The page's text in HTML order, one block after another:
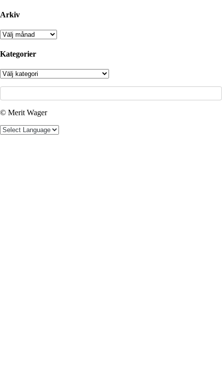
Arkiv
Arkiv
Kategorier
Kategorier
© Merit Wager